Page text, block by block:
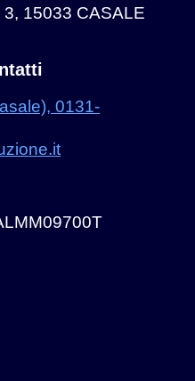
15033 CASALE
0131-